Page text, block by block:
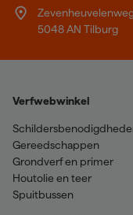
5048 AN Tilburg
Verfwebwinkel
Gereedschappen
Grondverf en primer
Houtolie en teer
Spuitbussen